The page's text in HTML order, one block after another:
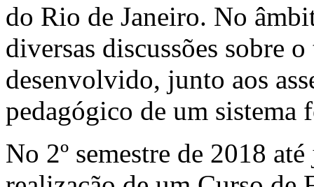
do Rio de Janeiro. No
diversas discussões sobre
desenvolvido, junto aos
pedagógico de um sistema
No 2º semestre de 2018